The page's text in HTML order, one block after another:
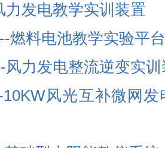
力发电教学实训装置
燃料电池教学实验平台
风力发电整流逆变实
风光互补微网